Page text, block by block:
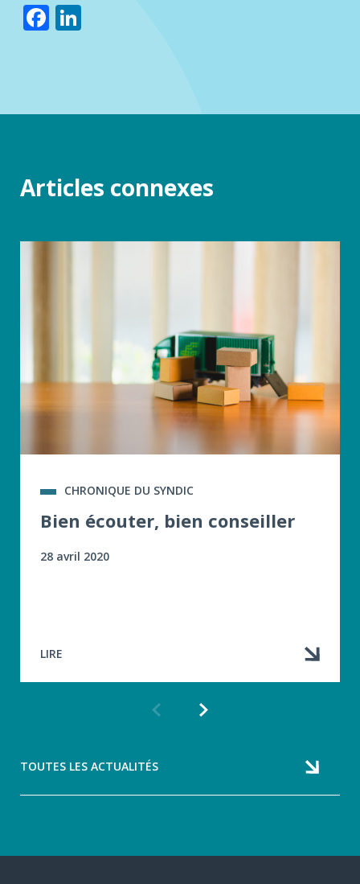
Facebook
Articles connexes
CHRONIQUE DU SYNDIC
Bien écouter, bien conseiller
28 avril 2020
LIRE
TOUTES LES ACTUALITÉS